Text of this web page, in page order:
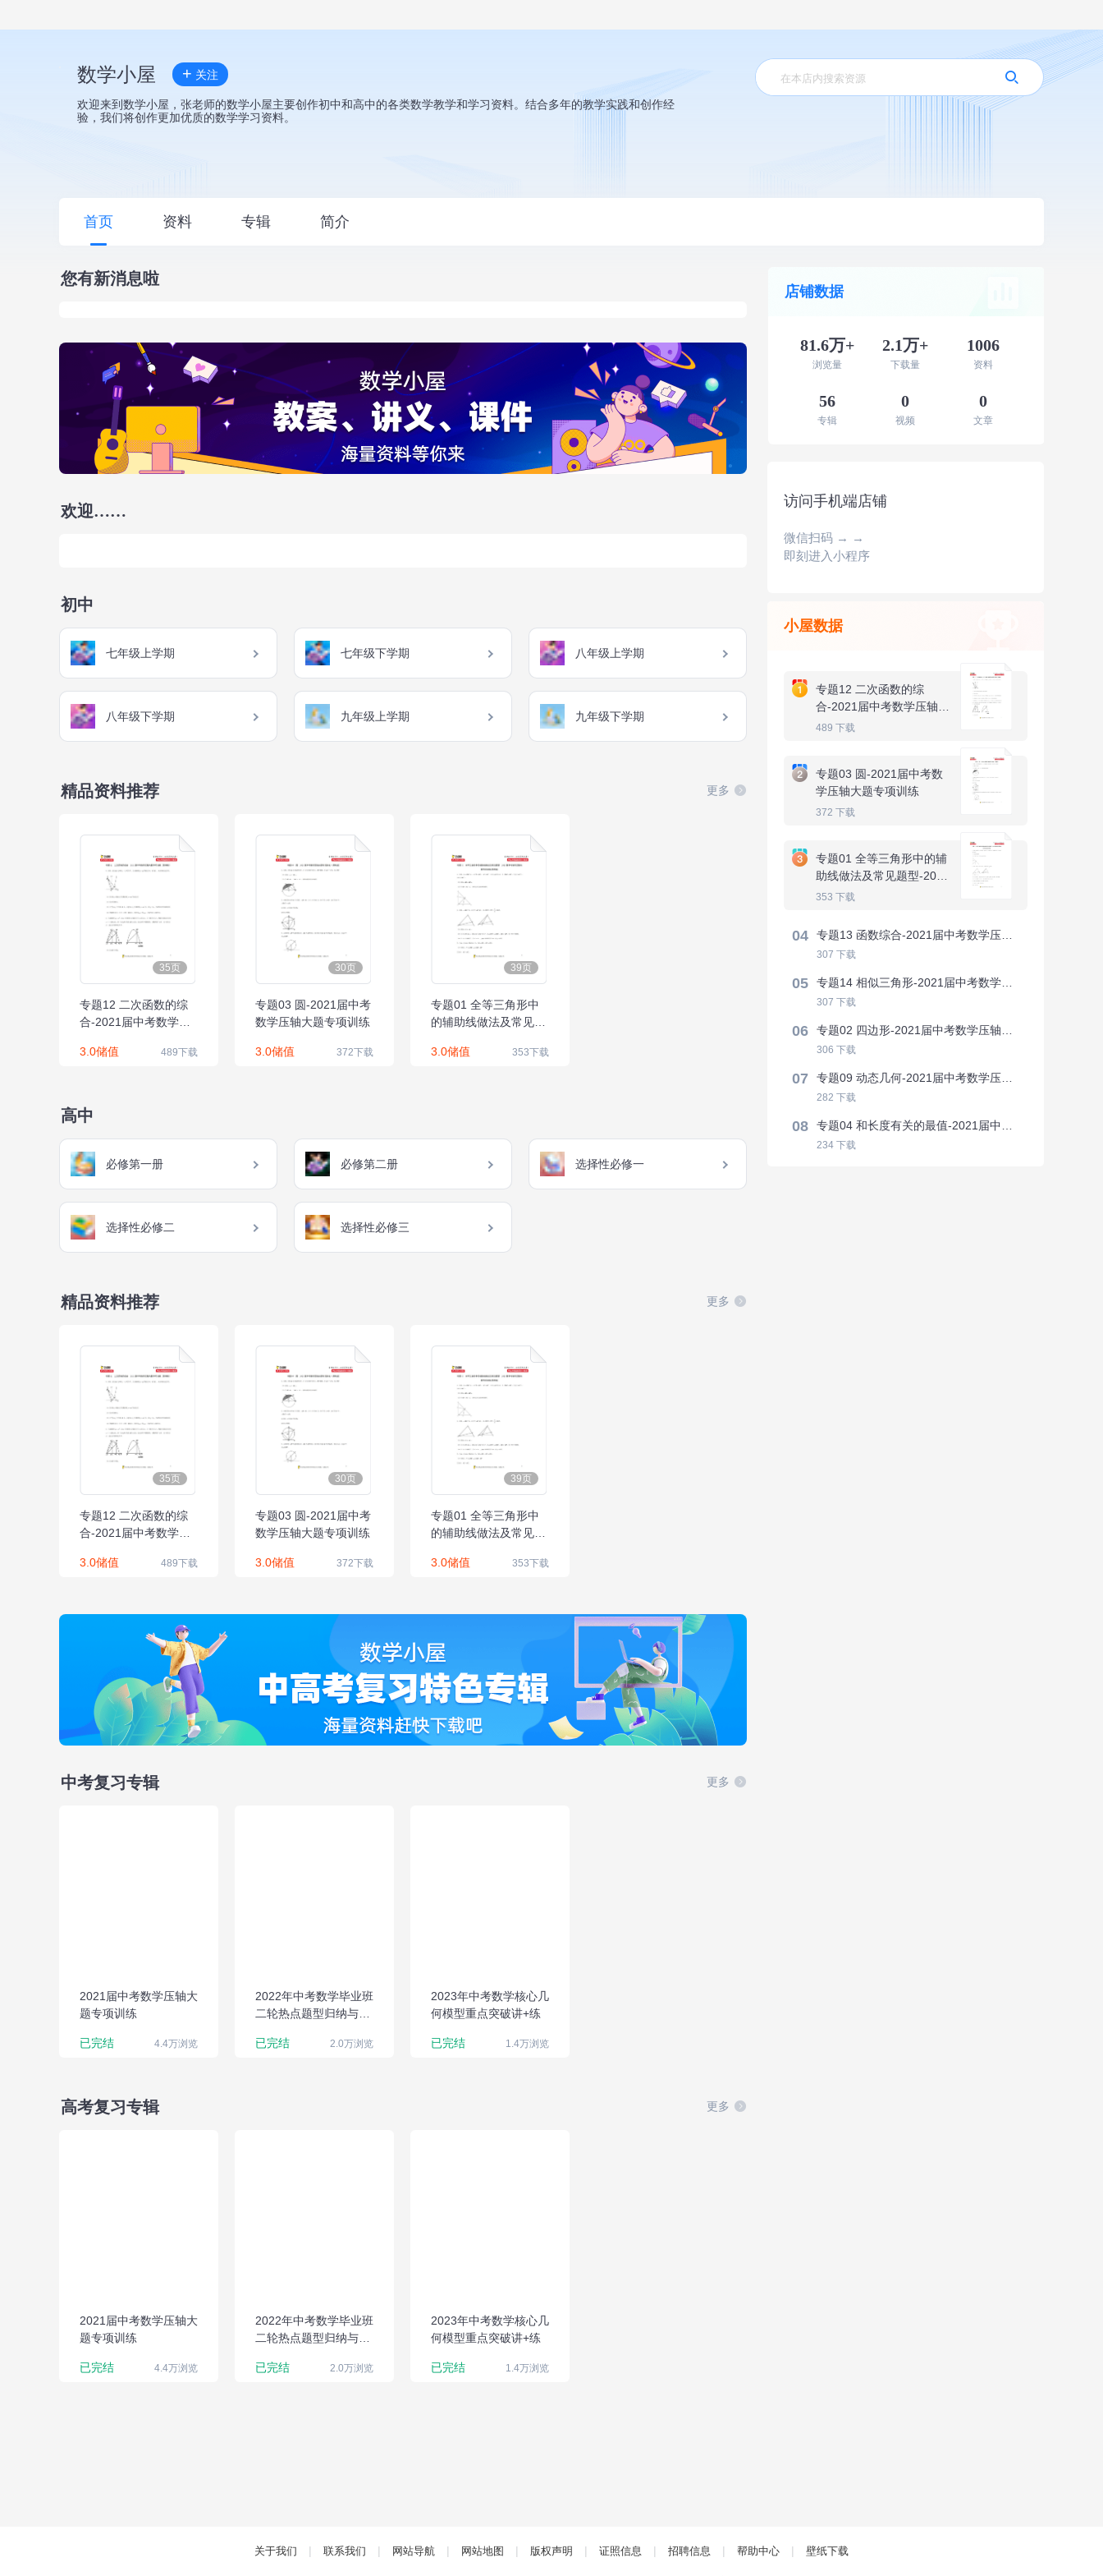
数学小屋 + 关注
欢迎来到数学小屋，张老师的数学小屋主要创作初中和高中的各类数学教学和学习资料。结合多年的教学实践和创作经
验，我们将创作更加优质的数学学习资料。
首页 资料 专辑 简介
您有新消息啦
欢迎……
初中
七年级上学期 七年级下学期 八年级上学期
八年级下学期 九年级上学期 九年级下学期
精品资料推荐 更多
35页
专题12 二次函数的综
合-2021届中考数学压
3.0储值
489下载
30页
专题03 圆-2021届中考
数学压轴大题专项训练
3.0储值 372下载
39页
专题01 全等三角形中
的辅助线做法及常见题
轴大题专项训练
3.0储值 353下载
高中
必修第一册 必修第二册 选择性必修一
选择性必修二 选择性必修三
精品资料推荐 更多
35页
专题12 二次函数的综
合-2021届中考数学压
3.0储值
489下载
30页
专题03 圆-2021届中考
数学压轴大题专项训练
3.0储值 372下载
39页
专题01 全等三角形中
的辅助线做法及常见题
轴大题专项训练
3.0储值 353下载
中考复习专辑 更多
2021届中考数学压轴大
题专项训练
已完结 4.4万浏览
2022年中考数学毕业班
二轮热点题型归纳与变
已完结
2.0万浏览
2023年中考数学核心几
何模型重点突破讲+练
已完结 1.4万浏览
高考复习专辑 更多
2021届中考数学压轴大
题专项训练
已完结 4.4万浏览
2022年中考数学毕业班
二轮热点题型归纳与变
已完结
2.0万浏览
2023年中考数学核心几
何模型重点突破讲+练
已完结 1.4万浏览
店铺数据
81.6万+
浏览量
2.1万+
下载量
1006
资料
56
专辑
0
视频
0
文章
访问手机端店铺
微信扫码 → →
即刻进入小程序
小屋数据
专题12 二次函数的综
合-2021届中考数学压轴大
题专项训练
489 下载
专题03 圆-2021届中考数
学压轴大题专项训练
372 下载
专题01 全等三角形中的辅
助线做法及常见题型-2021
届中考数学压轴大题专项
353 下载
04
307 下载
05
307 下载
06
306 下载
07
282 下载
08
234 下载
关于我们 | 联系我们 | 网站导航 | 网站地图 | 版权声明 | 证照信息 | 招聘信息 | 帮助中心 | 壁纸下载